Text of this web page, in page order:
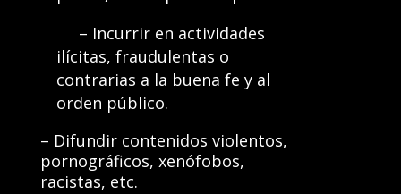
– Incurrir en actividades
ilícitas, fraudulentas o
contrarias a la buena fe y al
orden público.
– Difundir contenidos violentos,
pornográficos, xenófobos,
racistas, etc.